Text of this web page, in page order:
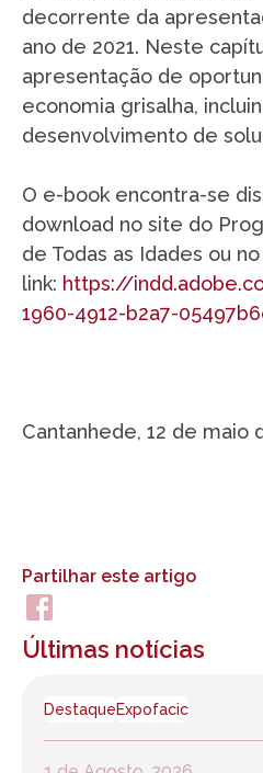
decorrente da
ano de 2021. Neste
apresentação de
economia grisalha,
desenvolvimento de
O e-book encontra-se
download no site do
de Todas as Idades ou no
link: https://
1960-4912-b2a7-
Cantanhede, 12 de maio
Partilhar este artigo
Últimas notícias
DestaqueExpofacic